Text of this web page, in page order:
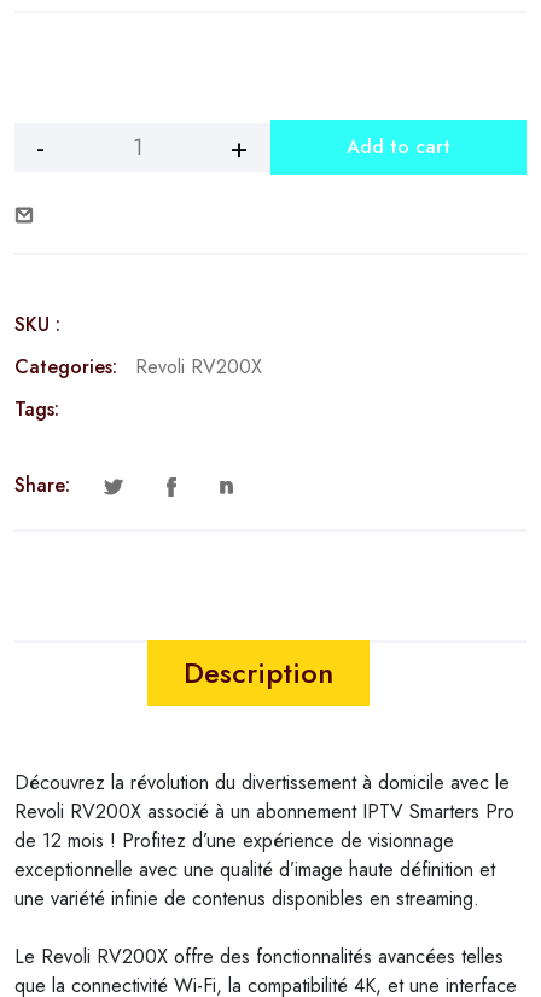
Revoli
+
IPTV
Atlas
quantity
Add to cart
SKU :
Categories:
Revoli RV200X
Tags:
Share:
Description
Découvrez la révolution du divertissement à domicile avec le
Revoli RV200X associé à un abonnement IPTV Smarters Pro
de 12 mois ! Profitez d’une expérience de visionnage
exceptionnelle avec une qualité d’image haute définition et
une variété infinie de contenus disponibles en streaming.
Le Revoli RV200X offre des fonctionnalités avancées telles
que la connectivité Wi-Fi, la compatibilité 4K, et une interface